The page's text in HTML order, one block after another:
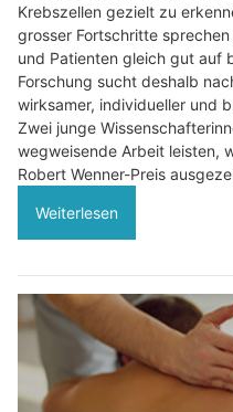
Krebszellen gezielt zu
grosser Fortschritte
und Patienten gleich gut auf
Forschung sucht deshalb
wirksamer, individueller und
Zwei junge
wegweisende Arbeit leisten,
Robert Wenner-Preis
Weiterlesen